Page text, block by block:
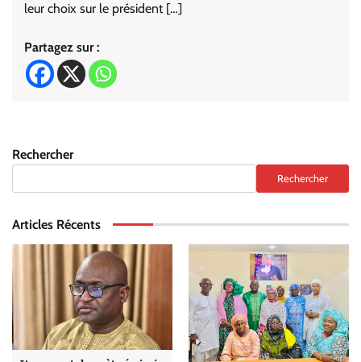
leur choix sur le président […]
Partagez sur :
Rechercher
Rechercher
Articles Récents